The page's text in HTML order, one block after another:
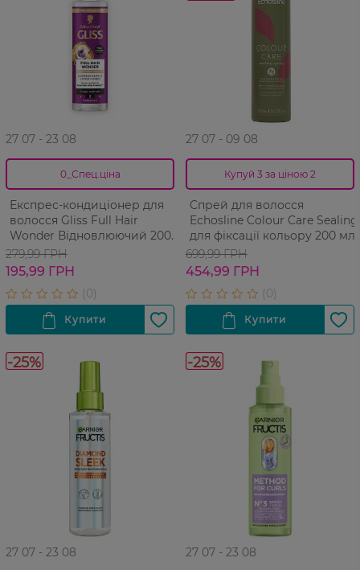
27 07 - 23 08
0_Спец.ціна
Експрес-кондиціонер для
волосся Gliss Full Hair
Wonder Відновлюючий 200
мл
279,99 ГРН
195,99 ГРН
27 07 - 09 08
Купуй 3 за ціною 2
Спрей для волосся
Echosline Colour Care Sealing
для фіксації кольору 200 мл
699,99 ГРН
454,99 ГРН
-25%
27 07 - 23 08
-25%
27 07 - 23 08